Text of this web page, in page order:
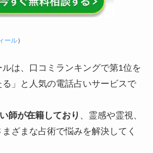
ール）
は、口コミランキングで第1位を
」と人気の電話占いサービスで
師が在籍しており 、霊感や霊視、
ざまな占術で悩みを解決してく